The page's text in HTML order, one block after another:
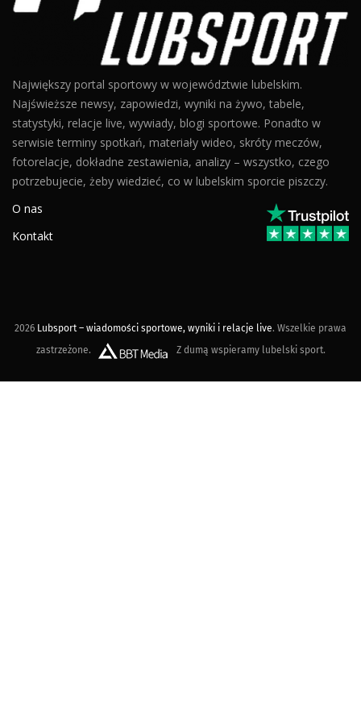
Największy portal sportowy w województwie lubelskim.
Najświeższe newsy, zapowiedzi, wyniki na żywo, tabele,
statystyki, relacje live, wywiady, blogi sportowe. Ponadto w
serwisie terminy spotkań, materiały wideo, skróty meczów,
fotorelacje, dokładne zestawienia, analizy – wszystko, czego
potrzebujecie, żeby wiedzieć, co w lubelskim sporcie piszczy.
O nas
Kontakt
2026 Lubsport – wiadomości sportowe, wyniki i relacje live. Wszelkie prawa
zastrzeżone.
Z dumą wspieramy lubelski sport.